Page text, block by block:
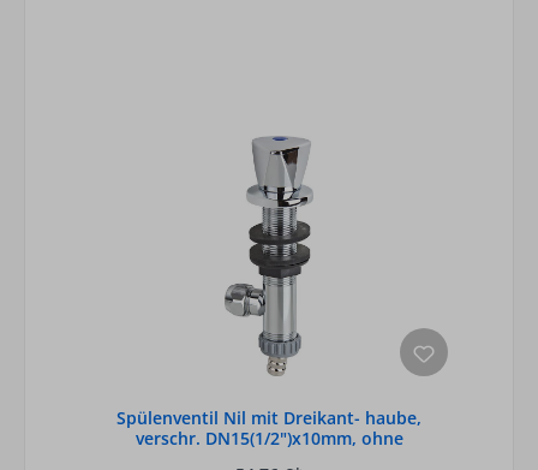
Spülenventil Nil mit Dreikant- haube,
verschr. DN15(1/2")x10mm, ohne